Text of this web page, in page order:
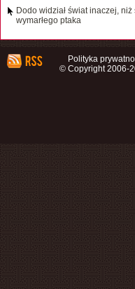
Dodo widział świat inaczej,
wymarłego ptaka
Polityka
© Copyright 2006-